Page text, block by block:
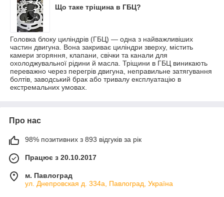
Що таке тріщина в ГБЦ?
Головка блоку циліндрів (ГБЦ) — одна з найважливіших
частин двигуна. Вона закриває циліндри зверху, містить
камери згоряння, клапани, свічки та канали для
охолоджувальної рідини й масла. Тріщини в ГБЦ виникають
переважно через перегрів двигуна, неправильне затягування
болтів, заводський брак або тривалу експлуатацію в
екстремальних умовах.
Про нас
98% позитивних з 893 відгуків за рік
Працює з 20.10.2017
м. Павлоград
ул. Днепровская д. 334а, Павлоград, Україна